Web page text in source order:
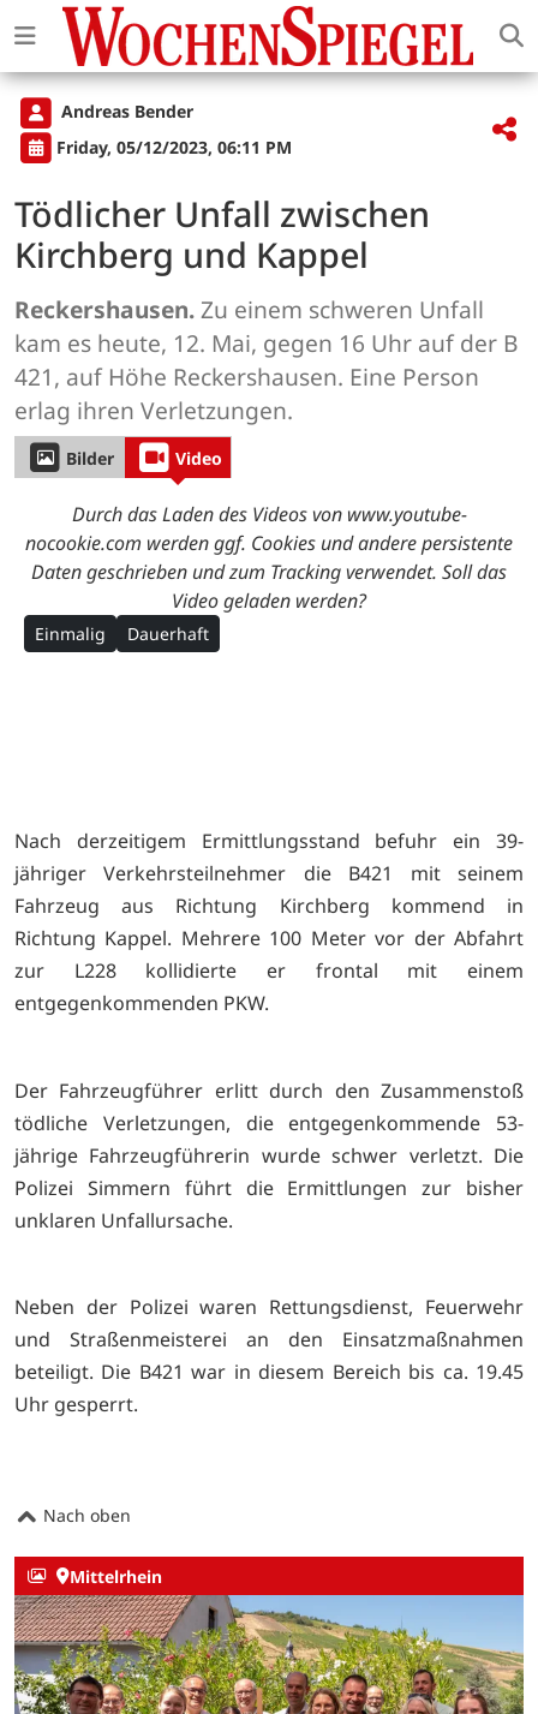
Andreas Bender
Friday, 05/12/2023, 06:11 PM
Tödlicher Unfall zwischen
Kirchberg und Kappel
Reckershausen.Zu einem schweren Unfall
kam es heute, 12. Mai, gegen 16 Uhr auf der B
421, auf Höhe Reckershausen. Eine Person
erlag ihren Verletzungen.
Bilder Video
Durch das Laden des Videos von www.youtube-
nocookie.com werden ggf. Cookies und andere persistente
Daten geschrieben und zum Tracking verwendet. Soll das
Video geladen werden?
Einmalig Dauerhaft
Nach derzeitigem Ermittlungsstand befuhr ein 39-
jähriger Verkehrsteilnehmer die B421 mit seinem
Fahrzeug aus Richtung Kirchberg kommend in
Richtung Kappel. Mehrere 100 Meter vor der Abfahrt
zur L228 kollidierte er frontal mit einem
entgegenkommenden PKW.
Der Fahrzeugführer erlitt durch den Zusammenstoß
tödliche Verletzungen, die entgegenkommende 53-
jährige Fahrzeugführerin wurde schwer verletzt. Die
Polizei Simmern führt die Ermittlungen zur bisher
unklaren Unfallursache.
Neben der Polizei waren Rettungsdienst, Feuerwehr
und Straßenmeisterei an den Einsatzmaßnahmen
beteiligt. Die B421 war in diesem Bereich bis ca. 19.45
Uhr gesperrt.
Nach oben
Mittelrhein